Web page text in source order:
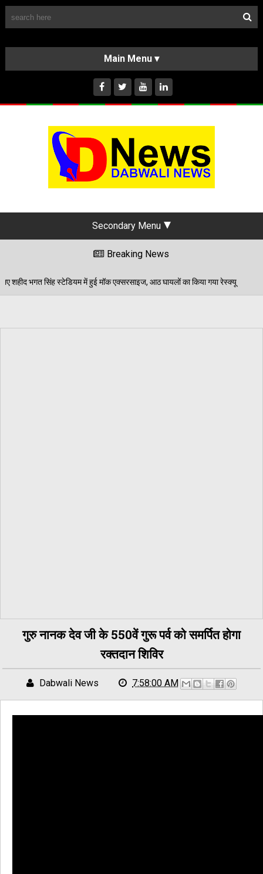
HOME
ABOUT US
INSTAGRAM
Secondary Menu
Breaking News
एक्सरसाइज, आठ घायलों का किया गया रेस्क्यू 06/08/2026 पेड़ जन्म
गुरु नानक देव जी के 550वें गुरू पर्व को समर्पित होगा
रक्तदान शिविर
Dabwali News 7:58:00 AM